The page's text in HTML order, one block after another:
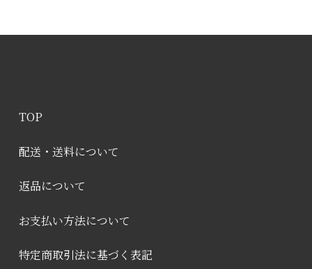
TOP
配送・送料について
返品について
お支払い方法について
特定商取引法に基づく表記